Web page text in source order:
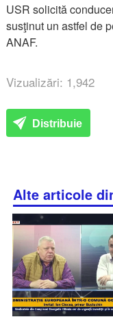
USR solicită
susţinut un astfel de
ANAF.
Vizualizări: 1,942
Distribuie
Alte articole